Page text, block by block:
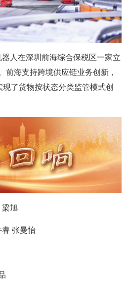
人在深圳前海综合保税区一家立
前海支持跨境供应链业务创新，
现了货物按状态分类监管模式创
梁旭
张曼怡